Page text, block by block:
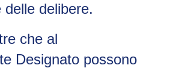
delle delibere.
che al
Designato possono